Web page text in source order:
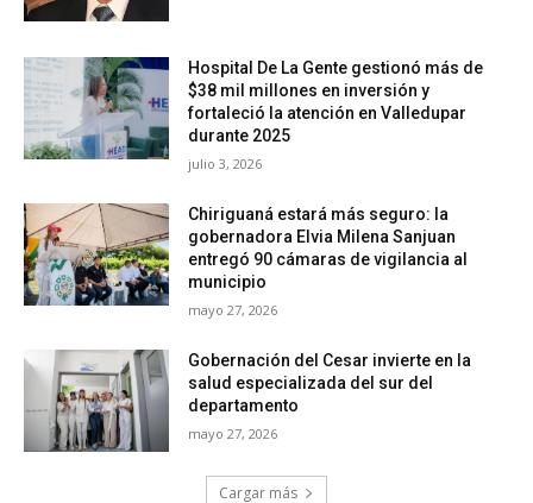
Hospital De La Gente gestionó más de
$38 mil millones en inversión y
fortaleció la atención en Valledupar
durante 2025
julio 3, 2026
Chiriguaná estará más seguro: la
gobernadora Elvia Milena Sanjuan
entregó 90 cámaras de vigilancia al
municipio
mayo 27, 2026
Gobernación del Cesar invierte en la
salud especializada del sur del
departamento
mayo 27, 2026
Cargar más